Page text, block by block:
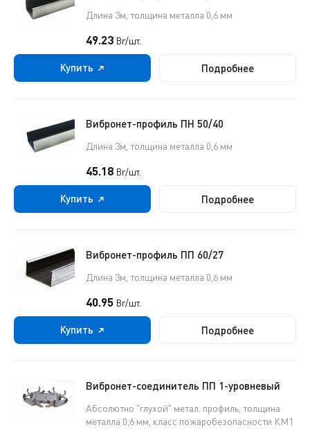
Длина 3м, толщина металла 0,6 мм
49.23 Br/шт.
Купить Подробнее
Вибронет-профиль ПН 50/40
Длина 3м, толщина металла 0,6 мм
45.18 Br/шт.
Купить Подробнее
Вибронет-профиль ПП 60/27
Длина 3м, толщина металла 0,6 мм
40.95 Br/шт.
Купить Подробнее
Вибронет-соединитель ПП 1-уровневый
Абсолютно "глухой" метал. профиль, толщина
металла 0,6 мм, класс пожаробезопасности КМ1